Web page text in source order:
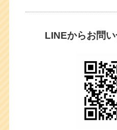
LINEからお問